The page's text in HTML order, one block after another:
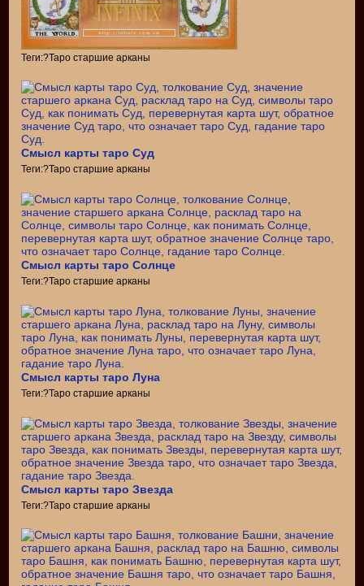
Теги:?Таро старшие арканы
Смысл карты таро Суд
Теги:?Таро старшие арканы
Смысл карты таро Солнце
Теги:?Таро старшие арканы
Смысл карты таро Луна
Теги:?Таро старшие арканы
Смысл карты таро Звезда
Теги:?Таро старшие арканы